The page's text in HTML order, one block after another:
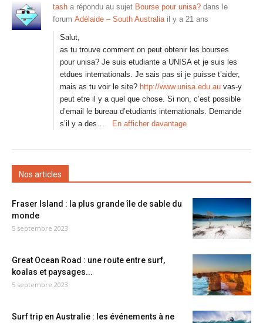
tash a répondu au sujet Bourse pour unisa? dans le
forum Adélaide – South Australia il y a 21 ans
Salut,
as tu trouve comment on peut obtenir les bourses
pour unisa? Je suis etudiante a UNISA et je suis les
etdues internationals. Je sais pas si je puisse t’aider,
mais as tu voir le site? http://www.unisa.edu.au vas-y
peut etre il y a quel que chose. Si non, c’est possible
d’email le bureau d’etudiants internationals. Demande
s’il y a des…
En afficher davantage
Nos articles
Fraser Island : la plus grande île de sable du
monde
5 septembre 2023
Great Ocean Road : une route entre surf,
koalas et paysages...
5 septembre 2023
Surf trip en Australie : les événements à ne